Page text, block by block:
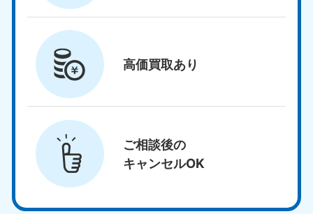
高価買取あり
ご相談後の
キャンセルOK